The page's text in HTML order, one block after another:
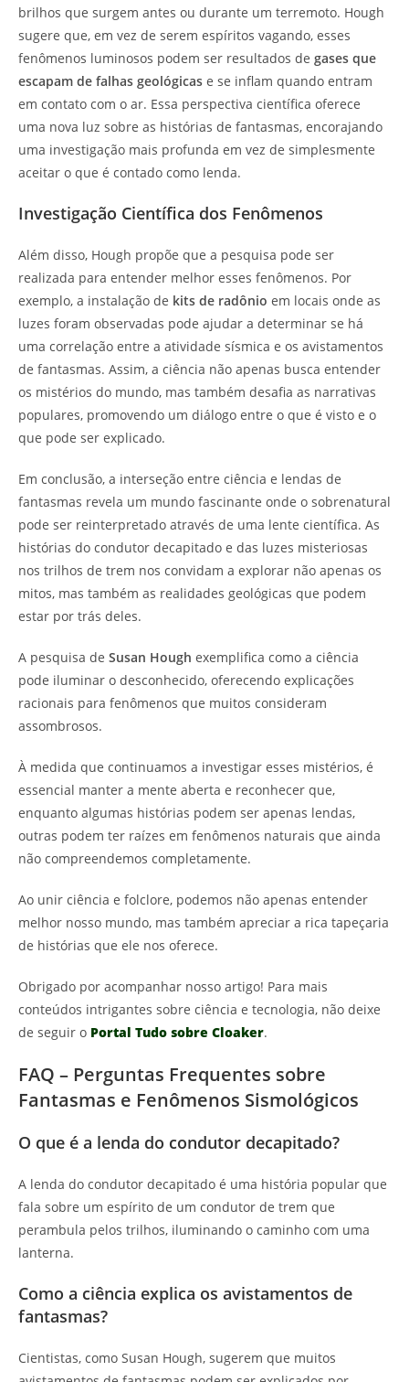
brilhos que surgem antes ou durante um terremoto. Hough
sugere que, em vez de serem espíritos vagando, esses
fenômenos luminosos podem ser resultados de gases que
escapam de falhas geológicas e se inflam quando entram
em contato com o ar. Essa perspectiva científica oferece
uma nova luz sobre as histórias de fantasmas, encorajando
uma investigação mais profunda em vez de simplesmente
aceitar o que é contado como lenda.
Investigação Científica dos Fenômenos
Além disso, Hough propõe que a pesquisa pode ser
realizada para entender melhor esses fenômenos. Por
exemplo, a instalação de kits de radônio em locais onde as
luzes foram observadas pode ajudar a determinar se há
uma correlação entre a atividade sísmica e os avistamentos
de fantasmas. Assim, a ciência não apenas busca entender
os mistérios do mundo, mas também desafia as narrativas
populares, promovendo um diálogo entre o que é visto e o
que pode ser explicado.
Em conclusão, a interseção entre ciência e lendas de
fantasmas revela um mundo fascinante onde o sobrenatural
pode ser reinterpretado através de uma lente científica. As
histórias do condutor decapitado e das luzes misteriosas
nos trilhos de trem nos convidam a explorar não apenas os
mitos, mas também as realidades geológicas que podem
estar por trás deles.
A pesquisa de Susan Hough exemplifica como a ciência
pode iluminar o desconhecido, oferecendo explicações
racionais para fenômenos que muitos consideram
assombrosos.
À medida que continuamos a investigar esses mistérios, é
essencial manter a mente aberta e reconhecer que,
enquanto algumas histórias podem ser apenas lendas,
outras podem ter raízes em fenômenos naturais que ainda
não compreendemos completamente.
Ao unir ciência e folclore, podemos não apenas entender
melhor nosso mundo, mas também apreciar a rica tapeçaria
de histórias que ele nos oferece.
Obrigado por acompanhar nosso artigo! Para mais
conteúdos intrigantes sobre ciência e tecnologia, não deixe
de seguir o Portal Tudo sobre Cloaker.
FAQ – Perguntas Frequentes sobre
Fantasmas e Fenômenos Sismológicos
O que é a lenda do condutor decapitado?
A lenda do condutor decapitado é uma história popular que
fala sobre um espírito de um condutor de trem que
perambula pelos trilhos, iluminando o caminho com uma
lanterna.
Como a ciência explica os avistamentos de
fantasmas?
Cientistas, como Susan Hough, sugerem que muitos